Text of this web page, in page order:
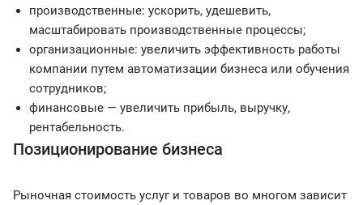
производственные: ускорить, удешевить,
масштабировать производственные процессы;
организационные: увеличить эффективность работы
компании путем автоматизации бизнеса или обучения
сотрудников;
финансовые — увеличить прибыль, выручку,
рентабельность.
Позиционирование бизнеса
Рыночная стоимость услуг и товаров во многом зависит